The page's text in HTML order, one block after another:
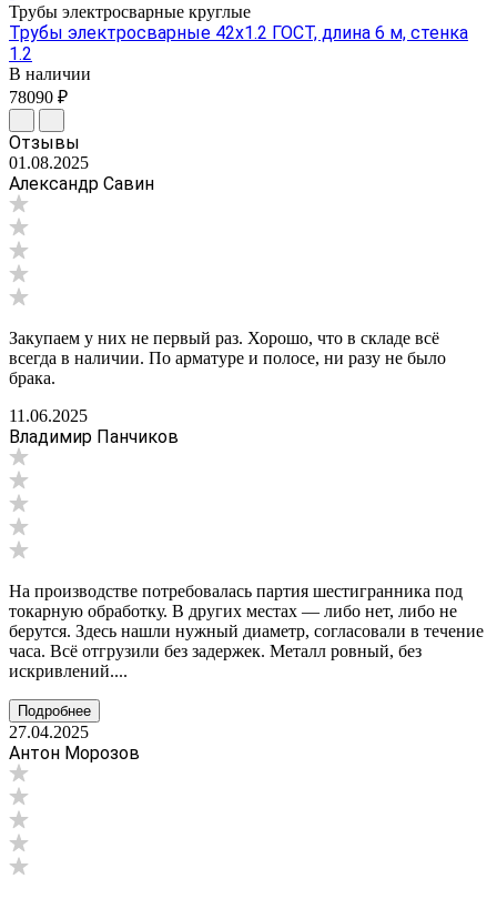
Трубы электросварные круглые
Трубы электросварные 42х1.2 ГОСТ, длина 6 м, стенка
1.2
В наличии
78090 ₽
Отзывы
01.08.2025
Александр Савин
Закупаем у них не первый раз. Хорошо, что в складе всё
всегда в наличии. По арматуре и полосе, ни разу не было
брака.
11.06.2025
Владимир Панчиков
На производстве потребовалась партия шестигранника под
токарную обработку. В других местах — либо нет, либо не
берутся. Здесь нашли нужный диаметр, согласовали в течение
часа. Всё отгрузили без задержек. Металл ровный, без
искривлений....
Подробнее
27.04.2025
Антон Морозов